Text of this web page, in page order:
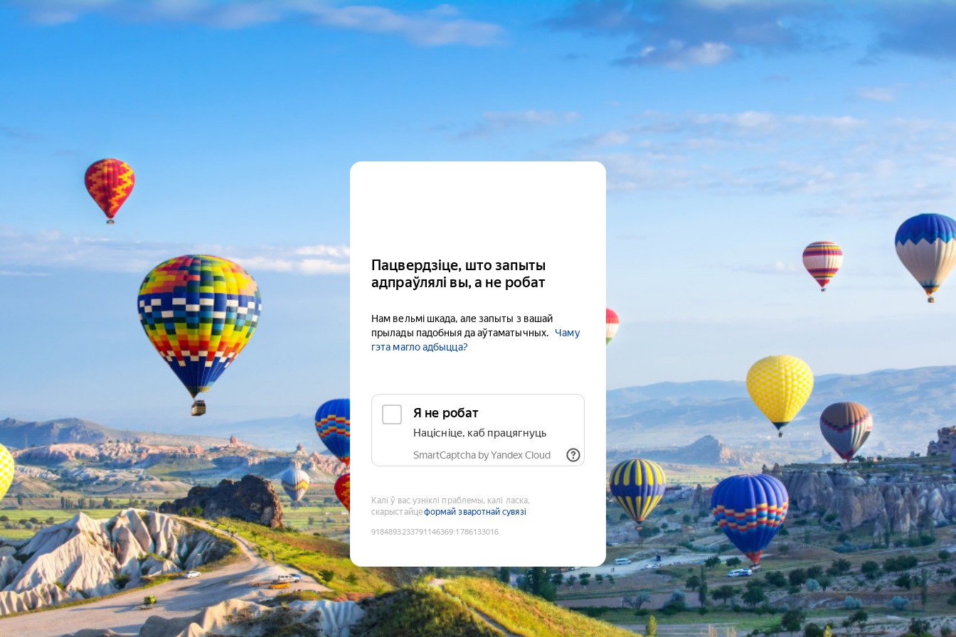
Пацвердзіце, што запыты
адпраўлялі вы, а не робат
Нам вельмі шкада, але запыты з вашай
прылады падобныя да аўтаматычных.
Чаму
гэта магло адбыцца?
Я не робат
Націсніце, каб працягнуць
SmartCaptcha by Yandex Cloud
Калі ў вас узніклі праблемы, калі ласка,
скарыстайцеформай зваротнай сувязі
9184893233791146369:1786133016